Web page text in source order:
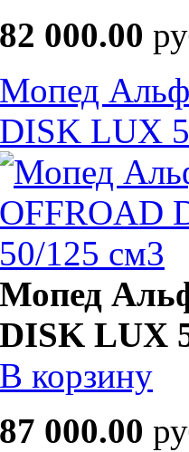
82 000.00
Мопед
DISK LUX
Мопед
DISK LUX
В корзину
87 000.00